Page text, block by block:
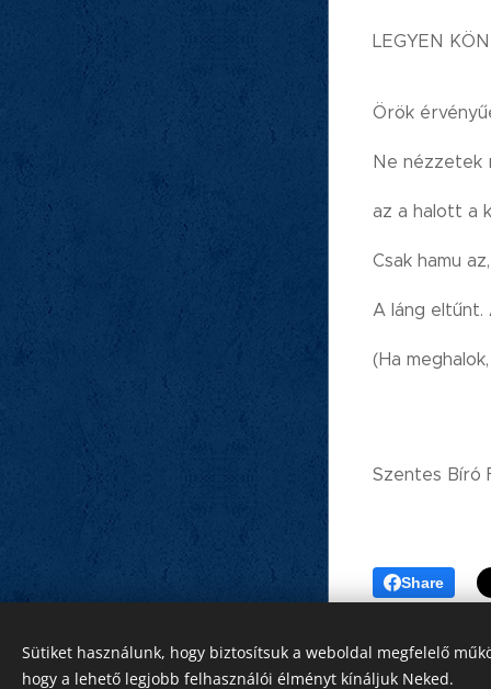
LEGYEN
Örök
Ne nézzetek
az a halott a
Csak hamu
A láng eltűnt.
(Ha
Szentes Bíró
Share
Sütiket használunk, hogy biztosítsuk a weboldal megfelelő
hogy a lehető legjobb felhasználói élményt kínáljuk Neked.